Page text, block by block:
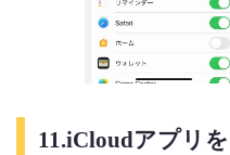
11.iCloudアプリ